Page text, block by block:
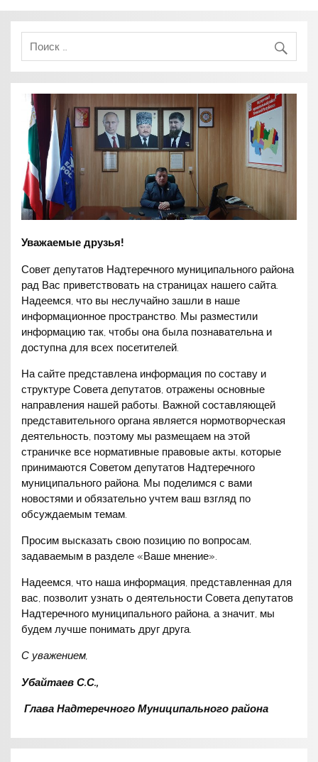
Уважаемые друзья!
Совет депутатов Надтеречного муниципального района
рад Вас приветствовать на страницах нашего сайта.
Надеемся, что вы неслучайно зашли в наше
информационное пространство. Мы разместили
информацию так, чтобы она была познавательна и
доступна для всех посетителей.
На сайте представлена информация по составу и
структуре Совета депутатов, отражены основные
направления нашей работы. Важной составляющей
представительного органа является нормотворческая
деятельность, поэтому мы размещаем на этой
страничке все нормативные правовые акты, которые
принимаются Советом депутатов Надтеречного
муниципального района. Мы поделимся с вами
новостями и обязательно учтем ваш взгляд по
обсуждаемым темам.
Просим высказать свою позицию по вопросам,
задаваемым в разделе «Ваше мнение».
Надеемся, что наша информация, представленная для
вас, позволит узнать о деятельности Совета депутатов
Надтеречного муниципального района, а значит, мы
будем лучше понимать друг друга.
С уважением,
Убайтаев С.С.,
Глава Надтеречного Муниципального района